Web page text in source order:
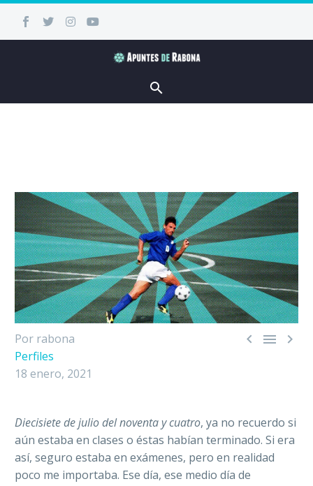
  
Por rabona
Perfiles
18 enero, 2021
Diecisiete de julio del noventa y cuatro, ya no recuerdo si
aún estaba en clases o éstas habían terminado. Si era
así, seguro estaba en exámenes, pero en realidad
poco me importaba. Ese día, ese medio día de